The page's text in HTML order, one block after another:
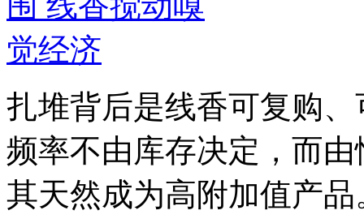
扎堆背后是线香可复购
频率不由库存决定，而
其天然成为高附加值产